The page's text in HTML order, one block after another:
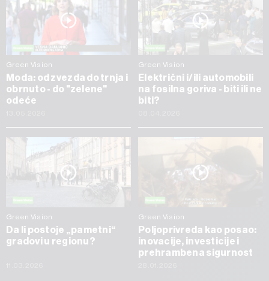
Green Vision
Moda: od zvezda do trnja i
obrnuto - do "zelene"
odeće
Green Vision
Električni i/ili automobili
na fosilna goriva - biti ili ne
biti?
Green Vision
Da li postoje „pametni“
gradovi u regionu?
Green Vision
Poljoprivreda kao posao:
inovacije, investicije i
prehrambena sigurnost